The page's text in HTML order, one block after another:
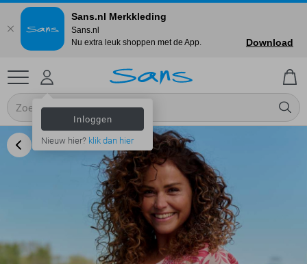
Inloggen
Nieuw hier? klik dan hier
Sans.nl Merkkleding
Sans.nl
Nu extra leuk shoppen met de App.
Download